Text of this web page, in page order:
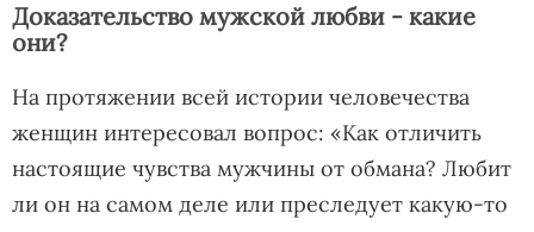
Доказательство мужской любви - какие
они?
На протяжении всей истории человечества
женщин интересовал вопрос: «Как отличить
настоящие чувства мужчины от обмана? Любит
ли он на самом деле или преследует какую-то